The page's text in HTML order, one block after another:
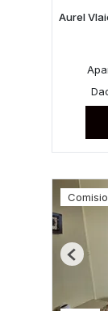
Aurel
Previous